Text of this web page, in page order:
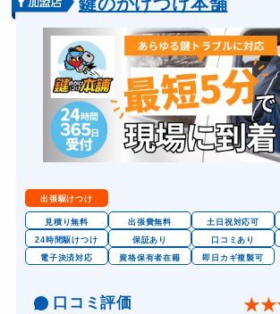
バイクカギ作成
スーツケースカギ開け
スーツケースカギ作成
金庫カギ開け
金庫カギ修理
金庫カギ交換
ロッカーカギ開け
ドアノブカギ開け
出張駆けつけ
見積り無料 出張費無料 土日祝対応可
24時間駆けつけ
保証あり 口コミあり
電子決済対応
資格保有者在籍 即日カギ複製可
口コミ評価 ★★